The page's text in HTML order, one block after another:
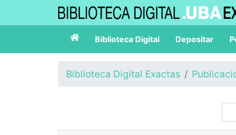
Biblioteca Digital Depositar
Biblioteca Digital Exactas